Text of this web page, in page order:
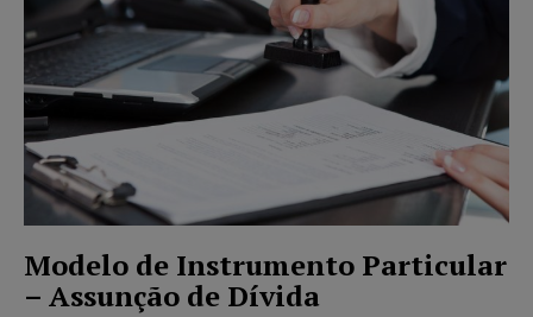
Modelo de Instrumento Particular
– Assunção de Dívida